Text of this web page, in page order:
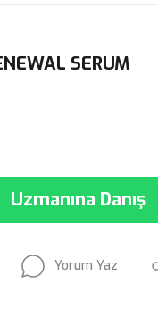
SERUM
Uzmanına Danış
Yorum Yaz